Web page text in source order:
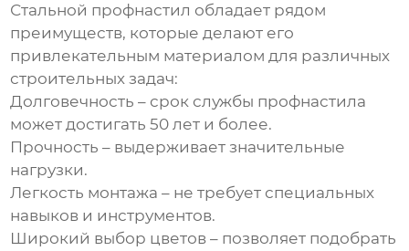
Стальной профнастил обладает рядом
преимуществ, которые делают его
привлекательным материалом для различных
строительных задач:
Долговечность – срок службы профнастила
может достигать 50 лет и более.
Прочность – выдерживает значительные
нагрузки.
Легкость монтажа – не требует специальных
навыков и инструментов.
Широкий выбор цветов – позволяет подобрать